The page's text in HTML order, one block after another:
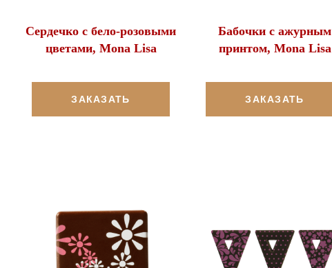
Сердечко с бело-розовыми
цветами, Mona Lisa
ЗАКАЗАТЬ
Бабочки с ажурным
принтом, Mona Lisa
ЗАКАЗАТЬ